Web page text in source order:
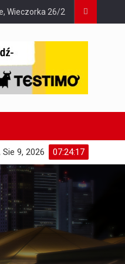
Wieczorka 26/2
07:24:18
Sie 9, 2026